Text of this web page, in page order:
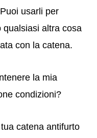
usarli per
qualsiasi altra cosa
con la catena.
la mia
condizioni?
catena antifurto